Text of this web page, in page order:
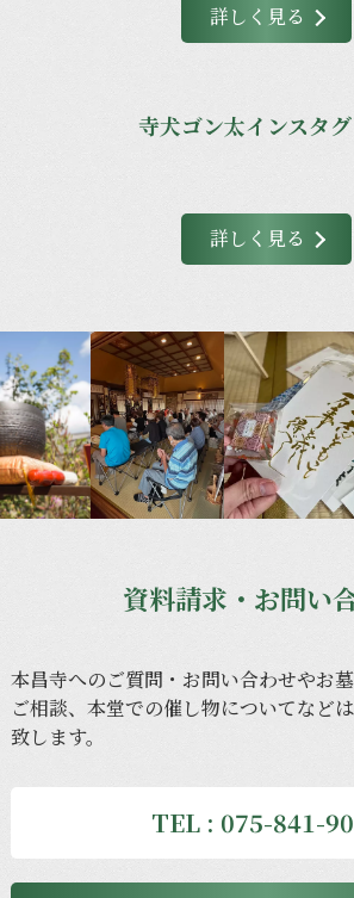
詳しく見る
寺犬ゴン太インスタ
詳しく見る
資料請求・お問い
本昌寺へのご質問・ お問い合わせやお
ご相談、 本堂での催し物についてなどは
致します。
TEL : 075-841-